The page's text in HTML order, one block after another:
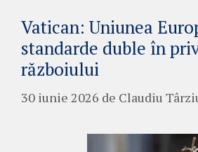
Vatican: Uniunea
standarde duble în
războiului
30 iunie 2026 de Claudiu